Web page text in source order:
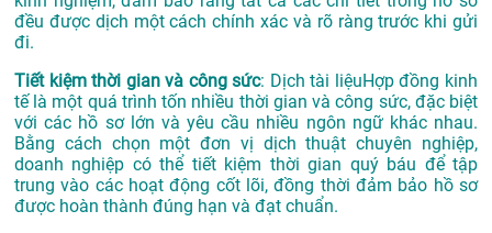
đều được dịch một cách chính xác và rõ ràng trước khi gửi
đi.
Tiết kiệm thời gian và công sức: Dịch tài liệuHợp đồng kinh
tế là một quá trình tốn nhiều thời gian và công sức, đặc biệt
với các hồ sơ lớn và yêu cầu nhiều ngôn ngữ khác nhau.
Bằng cách chọn một đơn vị dịch thuật chuyên nghiệp,
doanh nghiệp có thể tiết kiệm thời gian quý báu để tập
trung vào các hoạt động cốt lõi, đồng thời đảm bảo hồ sơ
được hoàn thành đúng hạn và đạt chuẩn.